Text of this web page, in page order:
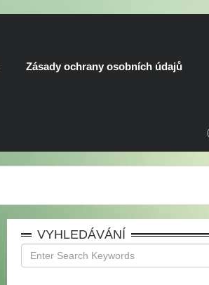
Zásady ochrany osobních údajů
VYHLEDÁVÁNÍ